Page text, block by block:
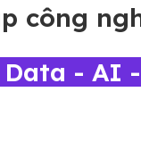
công
- AI